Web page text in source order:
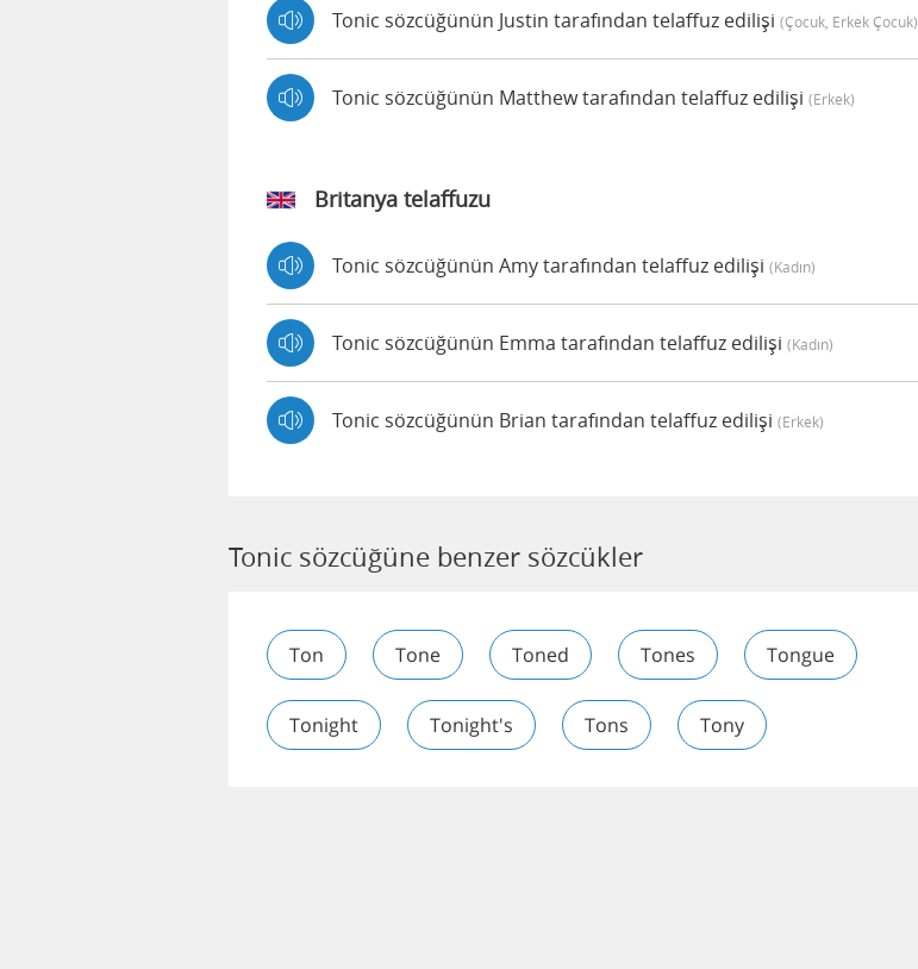
Tonic sözcüğünün Justin tarafından telaffuz edilişi (çocuk, Erkek Çocuk)
Tonic sözcüğünün Matthew tarafından telaffuz edilişi (erkek)
Britanya telaffuzu
Tonic sözcüğünün Amy tarafından telaffuz edilişi (kadın)
Tonic sözcüğünün Emma tarafından telaffuz edilişi (kadın)
Tonic sözcüğünün Brian tarafından telaffuz edilişi (erkek)
Tonic sözcüğüne benzer sözcükler
Ton Tone Toned Tones Tongue
Tonight Tonight's Tons Tony